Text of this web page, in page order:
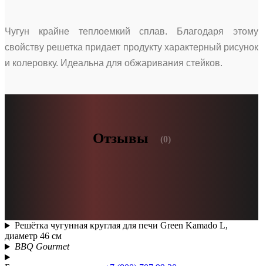
Чугун крайне теплоемкий сплав. Благодаря этому
свойству решетка придает продукту характерный рисунок
и колеровку. Идеальна для обжаривания стейков.
Отзывы (0)
Решётка чугунная круглая для печи Green Kamado L,
диаметр 46 см
BBQ Gourmet